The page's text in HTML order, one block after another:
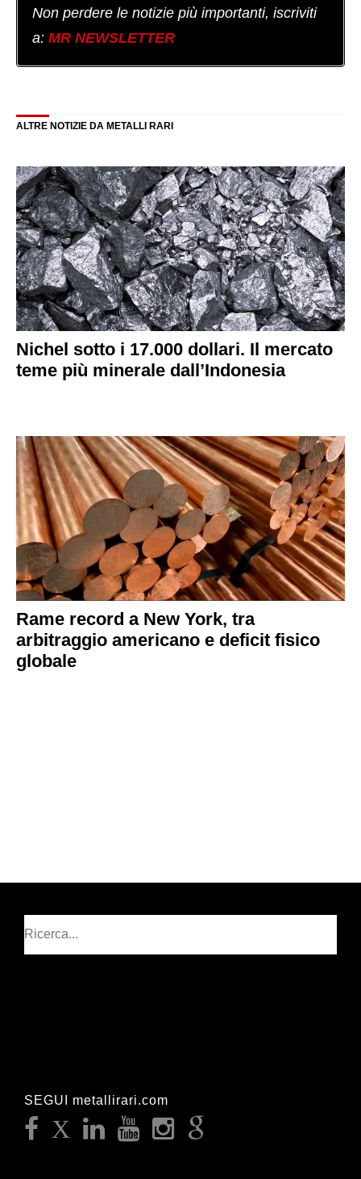
Non perdere le notizie più importanti, iscriviti
a: MR NEWSLETTER
ALTRE NOTIZIE DA METALLI RARI
Nichel sotto i 17.000 dollari. Il mercato
teme più minerale dall’Indonesia
Rame record a New York, tra
arbitraggio americano e deficit fisico
globale
SEGUI metallirari.com